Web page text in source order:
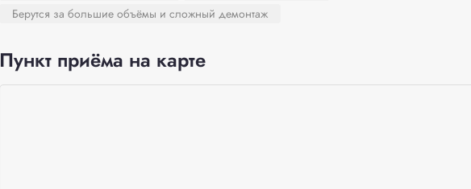
Берутся за большие объёмы и сложный демонтаж
Пункт приёма на карте